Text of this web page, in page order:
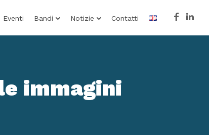
Eventi Bandi Notizie Contatti
immagini